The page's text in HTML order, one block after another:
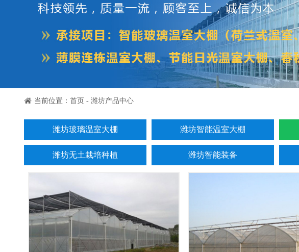
当前位置： 首页 - 潍坊产品中心
潍坊玻璃温室大棚 潍坊智能温室大棚
潍坊无土栽培种植 潍坊智能装备